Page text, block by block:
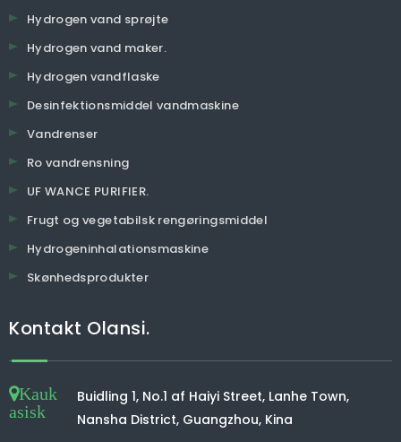
Home Natrium Hypochlorite Generator
Natriumhypochloritgenerator.
Hydrogen vand sprøjte
Hydrogen vand maker.
Hydrogen vandflaske
Desinfektionsmiddel vandmaskine
Vandrenser
Ro vandrensning
UF WANCE PURIFIER.
Frugt og vegetabilsk rengøringsmiddel
Hydrogeninhalationsmaskine
Skønhedsprodukter
Kontakt Olansi.
Kauk
asisk
Buidling 1, No.1 af Haiyi Street, Lanhe Town,
Nansha District, Guangzhou, Kina